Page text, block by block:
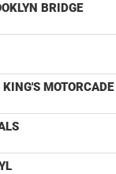
BRIDGE
MOTORCADE